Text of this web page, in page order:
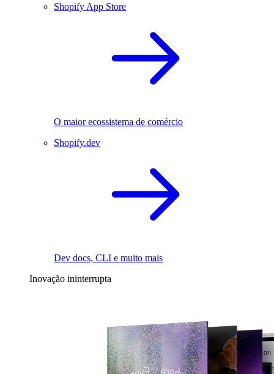
Shopify App Store
O maior ecossistema de comércio
Shopify.dev
Dev docs, CLI e muito mais
Inovação ininterrupta